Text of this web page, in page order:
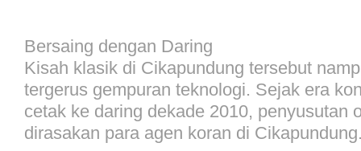
Bersaing dengan Daring
Kisah klasik di Cikapundung tersebut
tergerus gempuran teknologi. Sejak era
cetak ke daring dekade 2010, penyusutan
dirasakan para agen koran di